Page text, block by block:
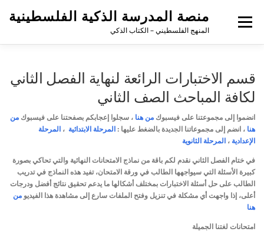
منصة المدرسة الذكية الفلسطينية
المنهج الفلسطيني – الكتاب الذكي
القائمة
قسم الاختبارات الرائعة لنهاية الفصل الثاني
لكافة المباحث الصف الثاني
انضموا إلى مجموعتنا على فيسبوك من هنا ، سجلوا إعجابكم بصفحتنا على فيسبوك من
هنا ، انضم إلى مجموعاتنا الجديدة بالضغط عليها : المرحلة الابتدائية ، المرحلة
الإعدادية ، المرحلة الثانوية
في ختام الفصل الثاني نقدم لكم باقة من نماذج الامتحانات النهائية والتي تحاكي بصورة
كبيرة الأسئلة التي سيواجهها الطالب في ورقة الامتحان، تفيد هذه النماذج في تدريب
الطالب على حل أسئلة الاختبارات بمختلف أشكالها ما يدعم تحقيق نتائج أفضل ودرجات
أعلى، إذا واجهت أي مشكلة في تنزيل وفتح الملفات سارع إلى مشاهدة هذا الفيديو من
هنا
امتحانات لغتنا الجميلة